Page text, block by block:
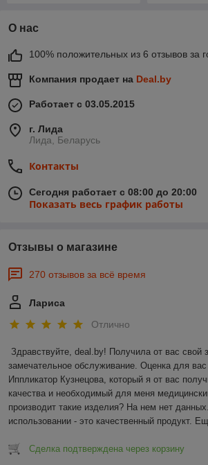
О нас
100% положительных из 6 отзывов за
Компания продает на Deal.by
Работает с 03.05.2015
г. Лида
Лида, Беларусь
Контакты
Сегодня работает с 08:00 до 20:00
Показать весь график работы
Отзывы о магазине
270 отзывов за всё время
Лариса
Отлично
Здравствуйте, deal.by! Получила от вас свой
замечательное обслуживание. Оценка для
Иппликатор Кузнецова, который я от вас
качества и необходимый для меня
производит такие изделия? На нем нет
использовании - это качественный продукт.
Сделка подтверждена через корзину